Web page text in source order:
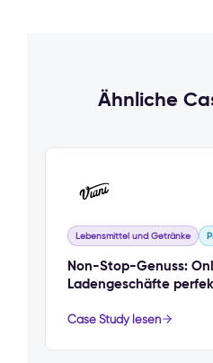
Ähnliche
Lebensmittel und Getränke
Non-Stop-Genuss:
Ladengeschäfte
Case Study lesen